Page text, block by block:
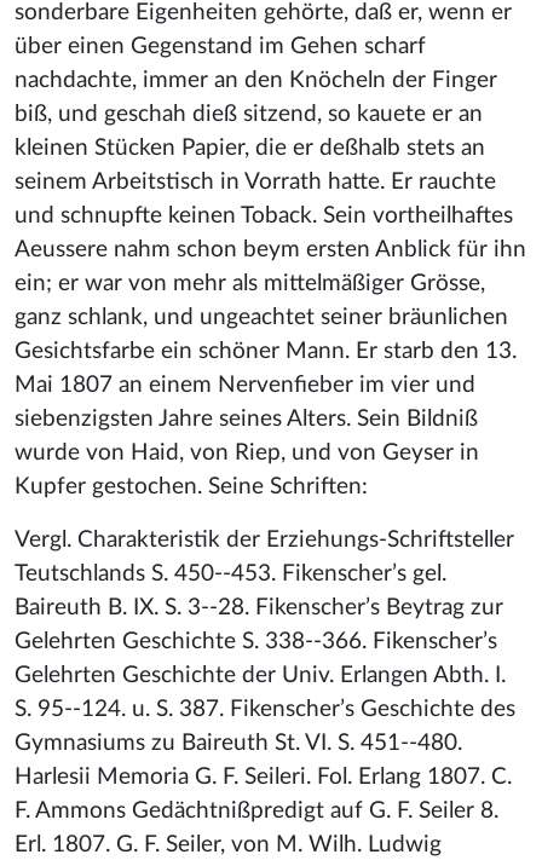
sonderbare Eigenheiten gehörte, daß er, wenn er
über einen Gegenstand im Gehen scharf
nachdachte, immer an den Knöcheln der Finger
biß, und geschah dieß sitzend, so kauete er an
kleinen Stücken Papier, die er deßhalb stets an
seinem Arbeitstisch in Vorrath hatte. Er rauchte
und schnupfte keinen Toback. Sein vortheilhaftes
Aeussere nahm schon beym ersten Anblick für ihn
ein; er war von mehr als mittelmäßiger Grösse,
ganz schlank, und ungeachtet seiner bräunlichen
Gesichtsfarbe ein schöner Mann. Er starb den 13.
Mai 1807 an einem Nervenfieber im vier und
siebenzigsten Jahre seines Alters. Sein Bildniß
wurde von Haid, von Riep, und von Geyser in
Kupfer gestochen. Seine Schriften:
Vergl. Charakteristik der Erziehungs-Schriftsteller
Teutschlands S. 450--453. Fikenscher’s gel.
Baireuth B. IX. S. 3--28. Fikenscher’s Beytrag zur
Gelehrten Geschichte S. 338--366. Fikenscher’s
Gelehrten Geschichte der Univ. Erlangen Abth. I.
S. 95--124. u. S. 387. Fikenscher’s Geschichte des
Gymnasiums zu Baireuth St. VI. S. 451--480.
Harlesii Memoria G. F. Seileri. Fol. Erlang 1807. C.
F. Ammons Gedächtnißpredigt auf G. F. Seiler 8.
Erl. 1807. G. F. Seiler, von M. Wilh. Ludwig